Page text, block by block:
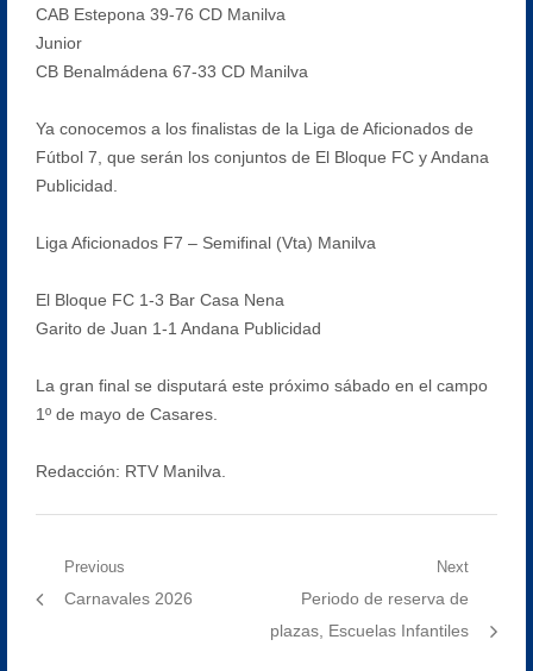
CAB Estepona 39-76 CD Manilva
Junior
CB Benalmádena 67-33 CD Manilva
Ya conocemos a los finalistas de la Liga de Aficionados de
Fútbol 7, que serán los conjuntos de El Bloque FC y Andana
Publicidad.
Liga Aficionados F7 – Semifinal (Vta) Manilva
El Bloque FC 1-3 Bar Casa Nena
Garito de Juan 1-1 Andana Publicidad
La gran final se disputará este próximo sábado en el campo
1º de mayo de Casares.
Redacción: RTV Manilva.
Navegación
de
Previous
Previous
Carnavales 2026
Next
Next
post:
Periodo de reserva de
plazas, Escuelas Infantiles